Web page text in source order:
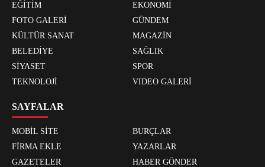
EĞİTİM
EKONOMİ
FOTO GALERİ
GÜNDEM
KÜLTÜR SANAT
MAGAZİN
BELEDİYE
SAĞLIK
SİYASET
SPOR
TEKNOLOJİ
VIDEO GALERİ
SAYFALAR
MOBİL SİTE
BURÇLAR
FİRMA EKLE
YAZARLAR
GAZETELER
HABER GÖNDER